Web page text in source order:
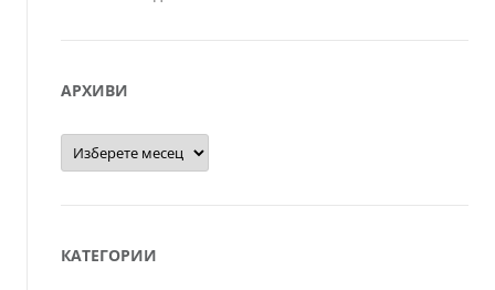
АРХИВИ
Архиви
КАТЕГОРИИ